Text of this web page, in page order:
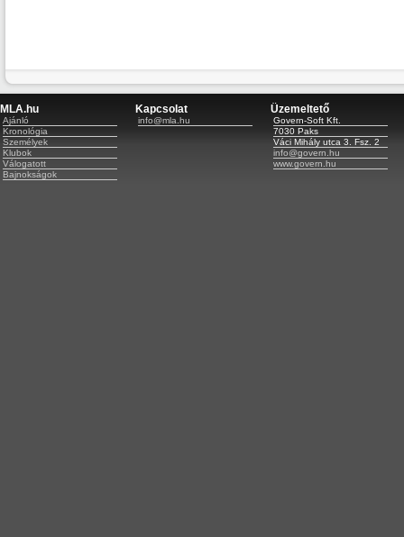
MLA.hu
Ajánló
Kronológia
Személyek
Klubok
Válogatott
Bajnokságok
Kapcsolat
info@mla.hu
Üzemeltető
Govern-Soft Kft.
7030 Paks
Váci Mihály utca 3. Fsz. 2
info@govern.hu
www.govern.hu